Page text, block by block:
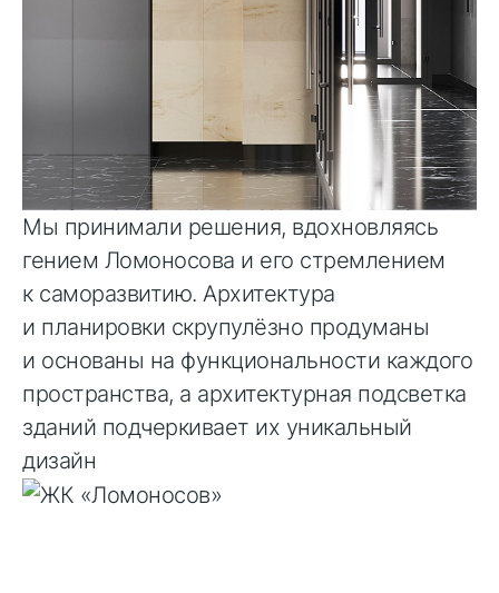
Мы принимали решения, вдохновляясь
гением Ломоносова и его стремлением
к саморазвитию. Архитектура
и планировки скрупулёзно продуманы
и основаны на функциональности каждого
пространства, а архитектурная подсветка
зданий подчеркивает их уникальный
дизайн